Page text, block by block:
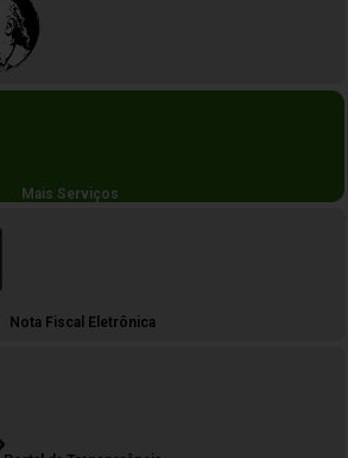
Mais Serviços
Nota Fiscal Eletrônica